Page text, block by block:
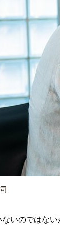
いのではない